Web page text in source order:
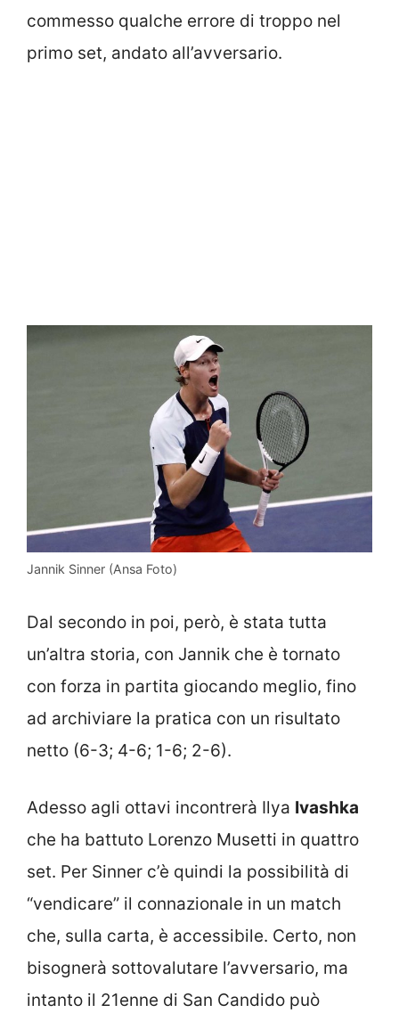
commesso qualche errore di troppo nel
primo set, andato all’avversario.
Jannik Sinner (Ansa Foto)
Dal secondo in poi, però, è stata tutta
un’altra storia, con Jannik che è tornato
con forza in partita giocando meglio, fino
ad archiviare la pratica con un risultato
netto (6-3; 4-6; 1-6; 2-6).
Adesso agli ottavi incontrerà Ilya Ivashka
che ha battuto Lorenzo Musetti in quattro
set. Per Sinner c’è quindi la possibilità di
“vendicare” il connazionale in un match
che, sulla carta, è accessibile. Certo, non
bisognerà sottovalutare l’avversario, ma
intanto il 21enne di San Candido può